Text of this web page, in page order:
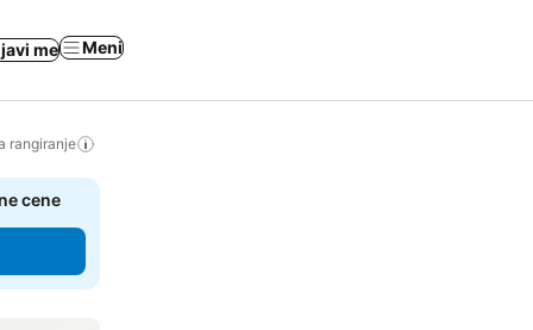
me Meni
rangiranje
cene